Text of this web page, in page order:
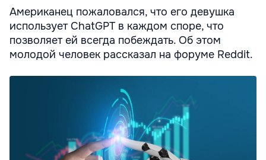
Американец пожаловался, что его девушка
использует ChatGPT в каждом споре, что
позволяет ей всегда побеждать. Об этом
молодой человек рассказал на форуме Reddit.